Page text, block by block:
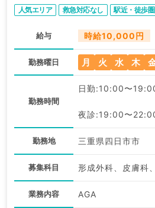
人気エリア 救急対応なし 駅近・徒歩
給与 時給10,000円
勤務曜日 月 火 水 木
勤務時間
日勤:10:00〜
夜診:19:00〜
勤務地 三重県四日市市
募集科目
業務内容 AGA